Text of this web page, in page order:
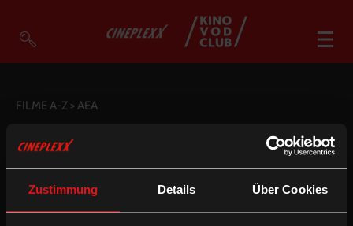
Zustimmung Details Über Cookies
VOD Filme A-Z
So geht’s
Filmpakete
Gutscheine
FILME A-Z> AEA
GENRE UM € 3,90
DEUTSCHE UT ENGLISCHE UT